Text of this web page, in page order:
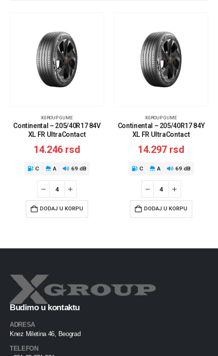
XGROUP GUME
Continental – 205/40R17 84V
XL FR UltraContact
14.246 rsd
C A 69 dB
DODAJ U KORPU
XGROUP GUME
Continental – 205/40R17 84Y
XL FR UltraContact
14.297 rsd
C A 69 dB
DODAJ U KORPU
Budimo u kontaktu
ADRESA
Knez Miletina 46, Beograd
TELEFON